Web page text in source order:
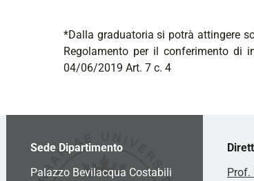
*Dalla graduatoria si potrà attingere
Regolamento per il conferimento di
04/06/2019 Art. 7 c. 4
Sede Dipartimento
Palazzo Bevilacqua Costabili